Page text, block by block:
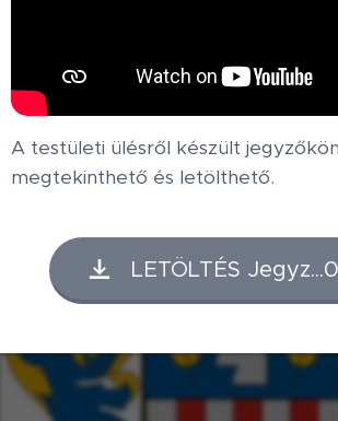
A testületi ülésről készült
megtekinthető és letölthető.
LETÖLTÉS